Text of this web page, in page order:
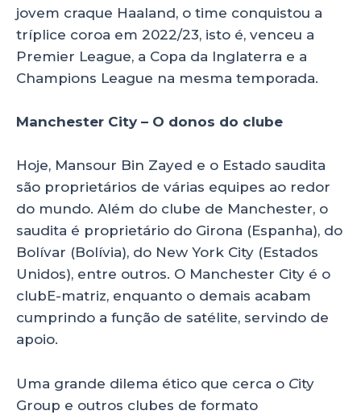
jovem craque Haaland, o time conquistou a
tríplice coroa em 2022/23, isto é, venceu a
Premier League, a Copa da Inglaterra e a
Champions League na mesma temporada.
Manchester City – O donos do clube
Hoje, Mansour Bin Zayed e o Estado saudita
são proprietários de várias equipes ao redor
do mundo. Além do clube de Manchester, o
saudita é proprietário do Girona (Espanha), do
Bolívar (Bolívia), do New York City (Estados
Unidos), entre outros. O Manchester City é o
clubE-matriz, enquanto o demais acabam
cumprindo a função de satélite, servindo de
apoio.
Uma grande dilema ético que cerca o City
Group e outros clubes de formato